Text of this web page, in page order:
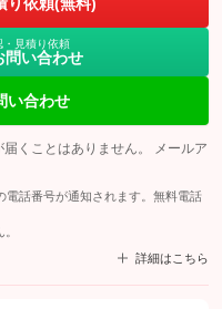
・見積り依頼
問い合わせ
い合わせ
くことはありません。 メールア
話番号が通知されます。無料電話
詳細はこちら